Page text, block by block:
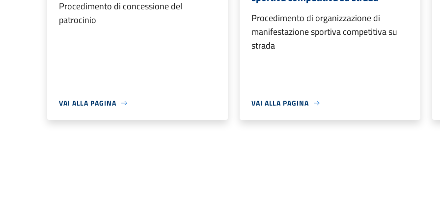
Procedimento di concessione del
patrocinio
VAI ALLA PAGINA
Procedimento di organizzazione di
manifestazione sportiva competitiva su
strada
VAI ALLA PAGINA